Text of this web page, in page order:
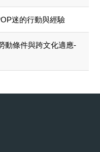
迷的行動與經驗
動條件與跨文化適應-